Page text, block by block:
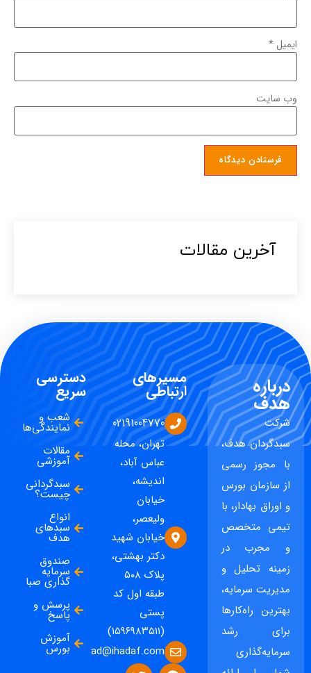
ایمیل*
وب‌ سایت
آخرین مقالات​
درباره
هدف
شرکت
سبدگردان هدف،
با مجوز رسمی
از سازمان بورس
و اوراق بهادار، با
تیمی متخصص
و مجرب در
زمینه تحلیل و
مدیریت سرمایه،
بهترین راه‌کارها
برای رشد
سرمایه‌گذاری
مسیرهای
ارتباطی
02191004770
تهران، محله
عباس آباد،
اندیشه،
خیابان
ولیعصر،
خیابان شهید
دکتر بهشتی،
پلاک ۵۰۸
طبقه اول کد
پستی
(۱۵۹۶۹۸۳۵۱۱)
ad@ihadaf.com
دسترسی
سریع
شعب و
نمایندگی‌ها
مقالات
آموزشی
سبدگردانی
چیست؟
انواع
سبدهای
هدف
صندوق
سرمایه
گذاری صبا
پرسش و
پاسخ
آموزش
بورس